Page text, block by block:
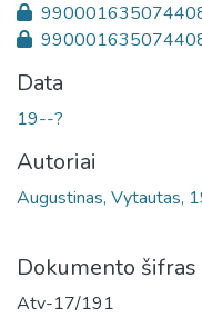
Data
19--?
Autoriai
Augustinas, Vytautas,
Dokumento šifras
Atv-17/191